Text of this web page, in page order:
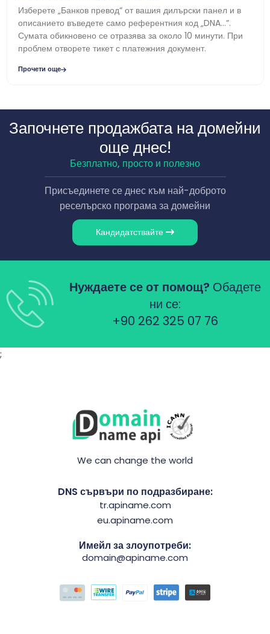
Изберете „Банков превод“ от вашия дилърски панел и в
описанието въведете само референтния код „DNA…“.
Сумата обикновено се отразява за около 10 минути. При
проблем отворете тикет с платежния документ.
Прочети още
Започнете продажбата на домейни
още днес!
Безплатно, просто и полезно
Присъединете се днес към най-доброто
реселърско програма за домейни
Кандидатствайте
Нуждаете се от помощ? Обадете
ни се:
+90 262 325 07 76
;
We can change the world
DNS сървъри по подразбиране:
tr.apiname.com
eu.apiname.com
Имейл за злоупотреби:
domain@apiname.com